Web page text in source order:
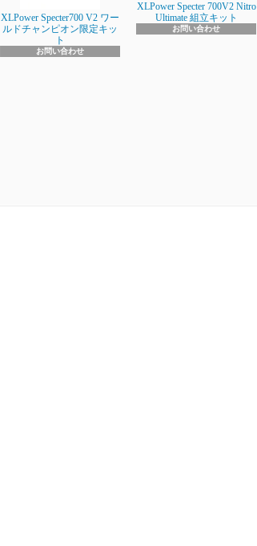
XLPower Specter700 V2 ワー
ルドチャンピオン限定キッ
ト
お問い合わせ
XLPower Specter 700V2 Nitro
Ultimate 組立キット
お問い合わせ